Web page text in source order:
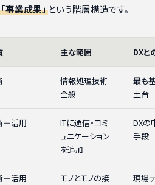
事業成果」という階層構造です。
主な範囲 DXと
情報処理技術
全般
最も
土台
＋活用
ITに通信・コミ
ュニケーション
を追加
DXの
手段
＋活用
モノとモノの接
現場